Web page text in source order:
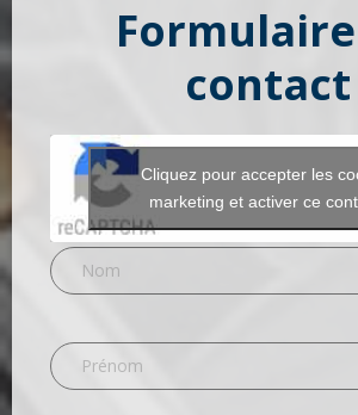
contact
Cliquez pour accepter les
marketing et activer ce